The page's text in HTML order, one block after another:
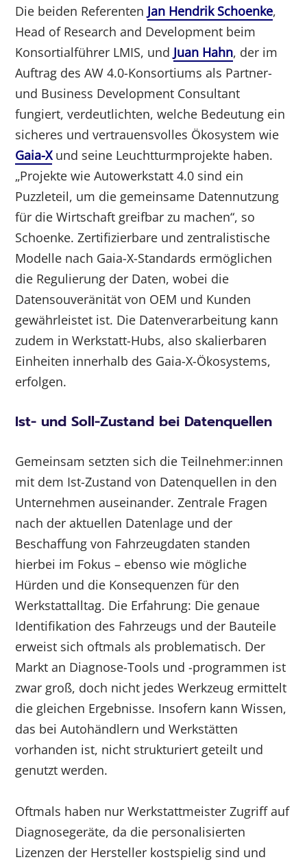
Die beiden Referenten Jan Hendrik Schoenke,
Head of Research and Development beim
Konsortialführer LMIS, und Juan Hahn, der im
Auftrag des AW 4.0-Konsortiums als Partner-
und Business Development Consultant
fungiert, verdeutlichten, welche Bedeutung ein
sicheres und vertrauensvolles Ökosystem wie
Gaia-Xund seine Leuchtturmprojekte haben.
„Projekte wie Autowerkstatt 4.0 sind ein
Puzzleteil, um die gemeinsame Datennutzung
für die Wirtschaft greifbar zu machen“, so
Schoenke. Zertifizierbare und zentralistische
Modelle nach Gaia-X-Standards ermöglichen
die Regulierung der Daten, wobei die
Datensouveränität von OEM und Kunden
gewährleistet ist. Die Datenverarbeitung kann
zudem in Werkstatt-Hubs, also skalierbaren
Einheiten innerhalb des Gaia-X-Ökosystems,
erfolgen.
Ist- und Soll-Zustand bei Datenquellen
Gemeinsam setzten sich die Teilnehmer:innen
mit dem Ist-Zustand von Datenquellen in den
Unternehmen auseinander. Zentrale Fragen
nach der aktuellen Datenlage und der
Beschaffung von Fahrzeugdaten standen
hierbei im Fokus – ebenso wie mögliche
Hürden und die Konsequenzen für den
Werkstattalltag. Die Erfahrung: Die genaue
Identifikation des Fahrzeugs und der Bauteile
erweist sich oftmals als problematisch. Der
Markt an Diagnose-Tools und -programmen ist
zwar groß, doch nicht jedes Werkzeug ermittelt
die gleichen Ergebnisse. Insofern kann Wissen,
das bei Autohändlern und Werkstätten
vorhanden ist, nicht strukturiert geteilt und
genutzt werden.
Oftmals haben nur Werkstattmeister Zugriff auf
Diagnosegeräte, da die personalisierten
Lizenzen der Hersteller kostspielig sind und